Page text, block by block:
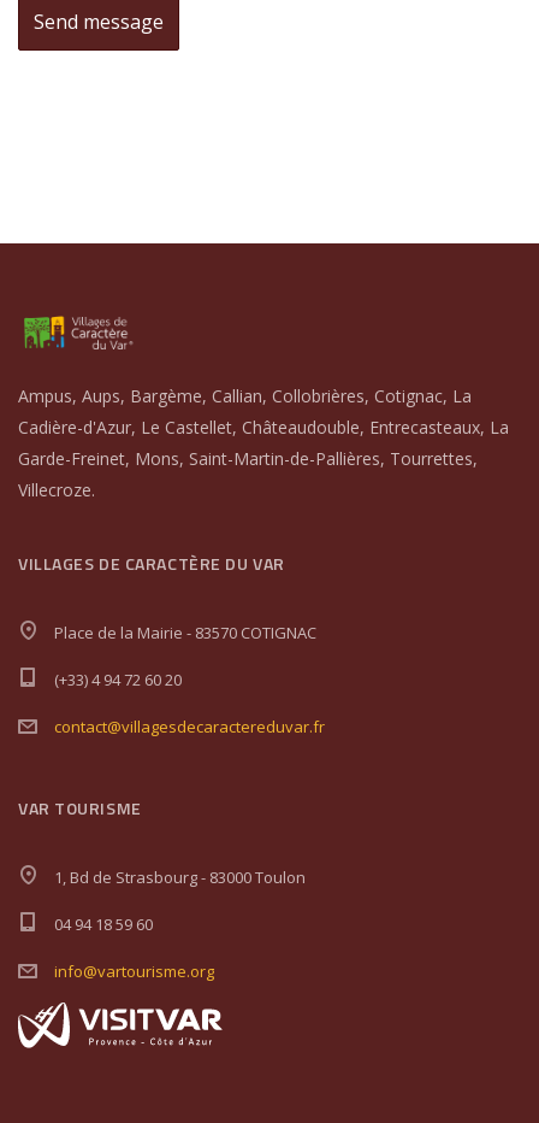
Ampus, Aups, Bargème, Callian, Collobrières, Cotignac, La
Cadière-d'Azur, Le Castellet, Châteaudouble, Entrecasteaux, La
Garde-Freinet, Mons, Saint-Martin-de-Pallières, Tourrettes,
Villecroze.
VILLAGES DE CARACTÈRE DU VAR
Place de la Mairie - 83570 COTIGNAC
(+33) 4 94 72 60 20
contact@villagesdecaractereduvar.fr
VAR TOURISME
1, Bd de Strasbourg - 83000 Toulon
04 94 18 59 60
info@vartourisme.org